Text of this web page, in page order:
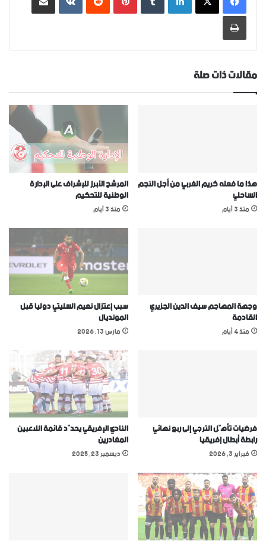
طباعة
مقالات ذات صلة
هذا ما فعله كريم الغربي من أجل النجم
الساحلي
منذ 3 أيام
المرشح الأبرز للإشراف على الإدارة
الوطنية للتحكيم
منذ 3 أيام
وجهة المهاجم سيف الدين الجزيري
القادمة
منذ 4 أيام
سبب إعتزال نعيم السليتي دوليا قبل
المونديال
مارس 13, 2026
فرضيات تأهّل الترجي إلى ربع نهائي
رابطة أبطال إفريقيا
فبراير 3, 2026
النادي الإفريقي يحدّد قائمة اللاعبين
المغادرين
ديسمبر 23, 2025